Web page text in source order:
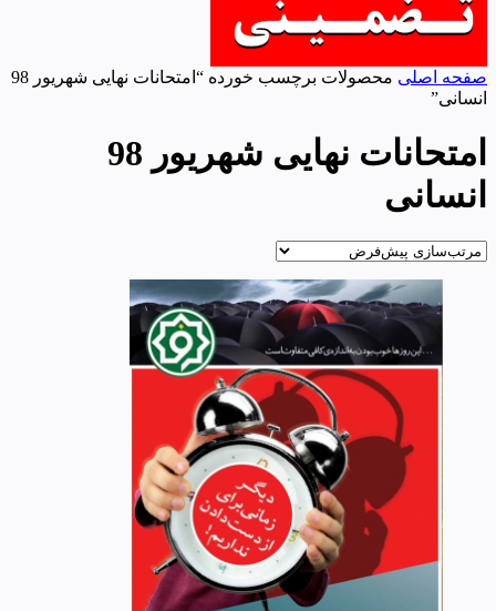
صفحه اصلی
محصولات برچسب خورده “امتحانات نهایی شهریور 98
انسانی”
امتحانات نهایی شهریور 98
انسانی